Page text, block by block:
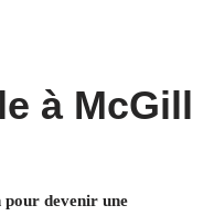
à McGill
devenir une